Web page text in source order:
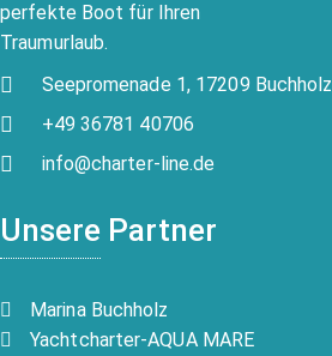
perfekte Boot für Ihren
Traumurlaub.
Seepromenade 1, 17209 Buchholz
+49 36781 40706
info@charter-line.de
Unsere Partner
Marina Buchholz
Yachtcharter-AQUA MARE